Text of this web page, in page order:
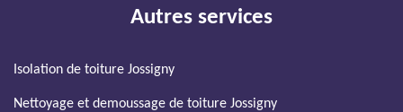
Autres services
Isolation de toiture Jossigny
Nettoyage et demoussage de toiture Jossigny